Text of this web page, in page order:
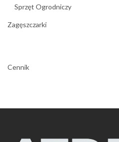
Sprzęt Ogrodniczy
Zagęszczarki
Cennik